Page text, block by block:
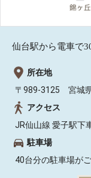
仙台駅から電車で
所在地
〒989-3125 宮城
アクセス
JR仙山線 愛子駅下
駐車場
40台分の駐車場がご